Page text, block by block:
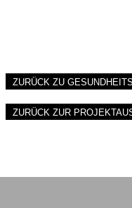
ZURÜCK ZU
ZURÜCK ZUR